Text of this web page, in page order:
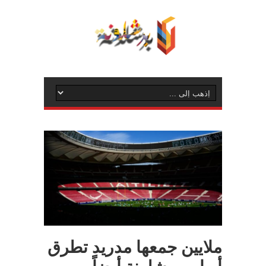
ملايين جمعها مدريد تطرق